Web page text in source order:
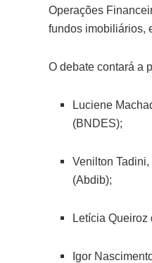
Operações
fundos imobiliários,
O debate contará a
Luciene
(BNDES);
Venilton
(Abdib);
Letícia
Igor